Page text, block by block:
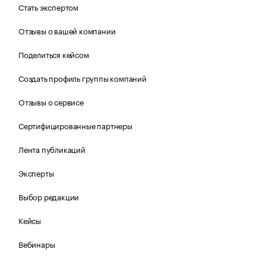
Стать экспертом
Отзывы о вашей компании
Поделиться кейсом
Создать профиль группы компаний
Отзывы о сервисе
Сертифицированные партнеры
Лента публикаций
Эксперты
Выбор редакции
Кейсы
Вебинары